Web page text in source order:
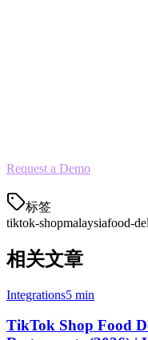
Request a Demo
标签
tiktok-shopmalaysiafood-
相关文章
Integrations5 min
TikTok Shop Food